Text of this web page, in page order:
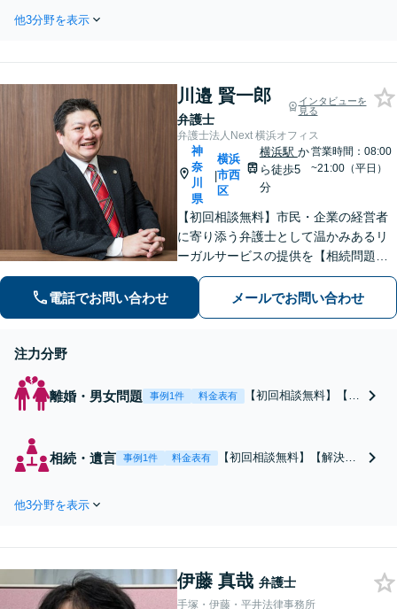
る解決を実現できるよう尽力します
【日本大通り駅3分】
他3分野を表示
川邉 賢一郎
弁護士
インタビューを
見る
弁護士法人Next 横浜オフィス
神
奈
川
県
|
横浜
市西
区
横浜駅 か
ら徒歩5
分
営業時間：08:00
~21:00（平日）
【初回相談無料】市民・企業の経営者
に寄り添う弁護士として温かみあるリ
ーガルサービスの提供を【相続問題】
使い込み事案の事実調査などお任せく
ださい【刑事事件】勾留阻止の実績多
数！安心してお任せいただけるよう親
電話でお問い合わせ メールでお問い合わせ
注力分野
離婚・男女問題 事例1件 料金表有
【初回相談無料】【調
したくない」という気
持ちを受け止め、離婚
るようお力添えします
【横浜駅徒歩5分】
相続・遺言 事例1件 料金表有
【初回相談無料】【解決実
い。土地の価格が高い横浜
産業者や他士業と連携し、
適切かつ円滑に対応します
他3分野を表示
伊藤 真哉 弁護士
手塚・伊藤・平井法律事務所